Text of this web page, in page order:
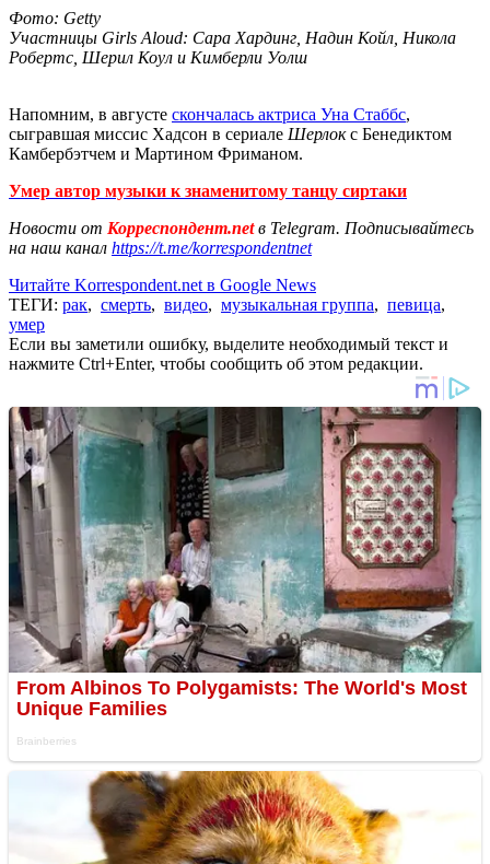
Фото: Getty
Участницы Girls Aloud: Сара Хардинг, Надин Койл, Никола
Робертс, Шерил Коул и Кимберли Уолш
Напомним, в августе скончалась актриса Уна Стаббс,
сыгравшая миссис Хадсон в сериале Шерлокс Бенедиктом
Камбербэтчем и Мартином Фриманом.
Умер автор музыки к знаменитому танцу сиртаки
Новости от Корреспондент.netв Telegram. Подписывайтесь
на наш канал https://t.me/korrespondentnet
Читайте Korrespondent.net в Google News
ТЕГИ: рак, смерть, видео, музыкальная группа, певица,
умер
Если вы заметили ошибку, выделите необходимый текст и
нажмите Ctrl+Enter, чтобы сообщить об этом редакции.